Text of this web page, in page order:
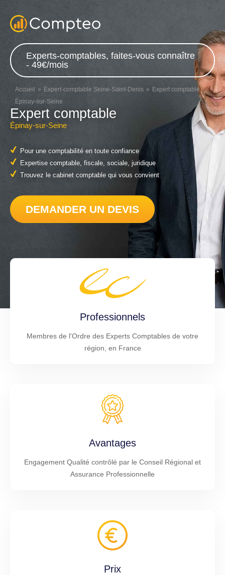
Experts-comptables, faites-vous connaître
- 49€/mois
Accueil Expert-comptable Seine-Saint-Denis
Expert comptable
Épinay-sur-Seine
Expert comptable
Épinay-sur-Seine
Pour une comptabilité en toute confiance
Expertise comptable, fiscale, sociale, juridique
Trouvez le cabinet comptable qui vous convient
DEMANDER UN DEVIS
Professionnels
Membres de l'Ordre des Experts Comptables de votre
région, en France
Avantages
Engagement Qualité contrôlé par le Conseil Régional et
Assurance Professionnelle
Prix